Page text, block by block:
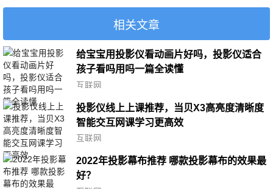
相关文章
给宝宝用投影仪看动画片好吗，投影仪适合
孩子看吗用吗一篇全读懂
互联网
投影仪线上上课推荐，当贝X3高亮度清晰度
智能交互网课学习更高效
互联网
2022年投影幕布推荐 哪款投影幕布的效果最
好？